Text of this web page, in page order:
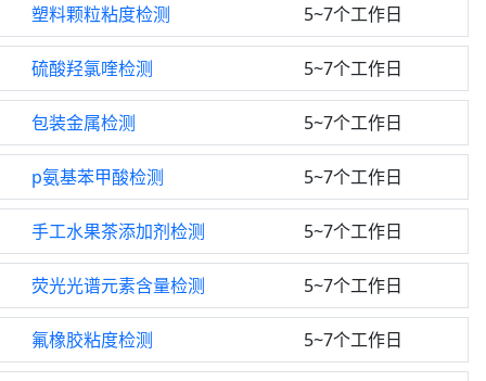
塑料颗粒粘度检测 5~7个工作日
硫酸羟氯喹检测 5~7个工作日
包装金属检测 5~7个工作日
p氨基苯甲酸检测 5~7个工作日
手工水果茶添加剂检测 5~7个工作日
荧光光谱元素含量检测 5~7个工作日
氟橡胶粘度检测 5~7个工作日